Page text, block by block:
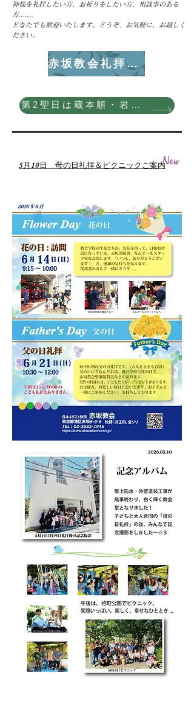
神様を礼拝したい方、お祈りをしたい方、相談事のある
方……。
​どなたでも歓迎いたします。どうぞ、お気軽に、お越しく
ださい。
赤坂教会礼拝動画
第2聖日は蔵本順・岩崎ひろきによる奉唱
5月10日 母の日礼拝＆ピクニックご案内